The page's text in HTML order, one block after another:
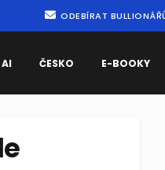
ODEBÍRAT
AI ČESKO E-BOOKY